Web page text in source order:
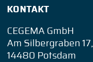
KONTAKT
CEGEMA GmbH
Am Silbergraben 17,
14480 Potsdam